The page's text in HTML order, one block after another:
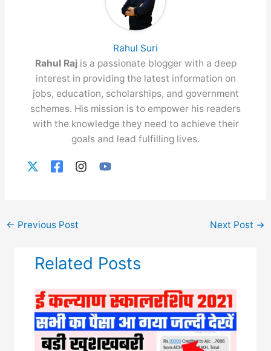
Rahul Suri
Rahul Raj is a passionate blogger with a deep
interest in providing the latest information on
jobs, education, scholarships, and government
schemes. His mission is to empower his readers
with the knowledge they need to achieve their
goals and lead fulfilling lives.
← Previous Post Next Post →
Related Posts